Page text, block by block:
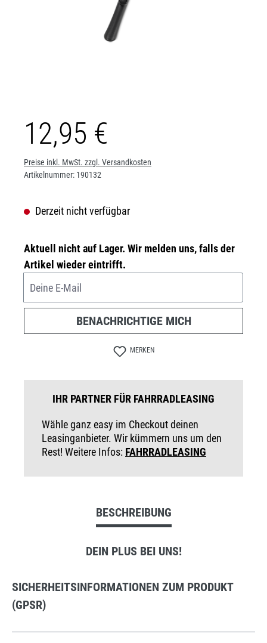
12,95 €
Preise inkl. MwSt. zzgl. Versandkosten
Artikelnummer: 190132
Derzeit nicht verfügbar
Aktuell nicht auf Lager. Wir melden uns, falls der
Artikel wieder eintrifft.
Deine E-Mail
BENACHRICHTIGE MICH
MERKEN
IHR PARTNER FÜR FAHRRADLEASING
Wähle ganz easy im Checkout deinen
Leasinganbieter. Wir kümmern uns um den
Rest! Weitere Infos: FAHRRADLEASING
BESCHREIBUNG
DEIN PLUS BEI UNS!
SICHERHEITSINFORMATIONEN ZUM PRODUKT
(GPSR)